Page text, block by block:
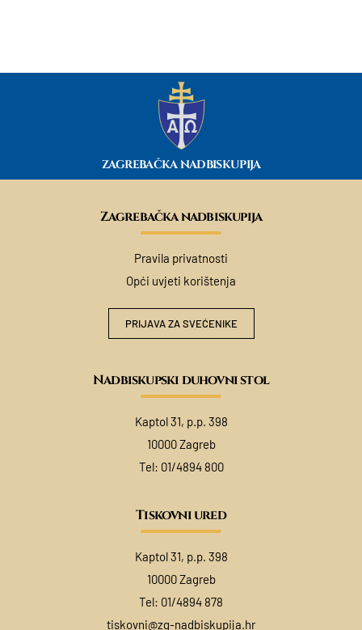
ZAGREBAČKA NADBISKUPIJA
Zagrebačka nadbiskupija
Pravila privatnosti
Opći uvjeti korištenja
PRIJAVA ZA SVEĆENIKE
Nadbiskupski duhovni stol
Kaptol 31, p.p. 398
10000 Zagreb
Tel: 01/4894 800
Tiskovni ured
Kaptol 31, p.p. 398
10000 Zagreb
Tel: 01/4894 878
tiskovni@zg-nadbiskupija.hr